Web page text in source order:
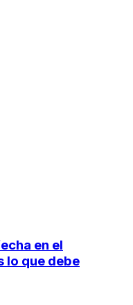
en el
lo que debe